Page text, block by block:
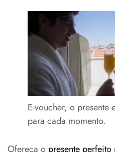
E-voucher, o
para cada momento.
Ofereça o presente